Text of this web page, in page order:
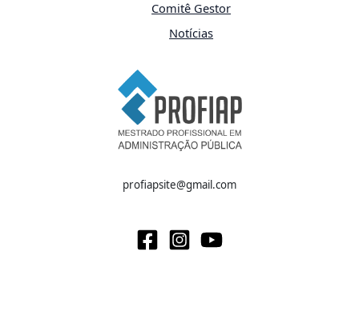
Comitê Gestor
Notícias
profiapsite@gmail.com